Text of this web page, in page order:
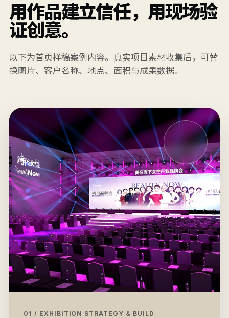
用作品建立信任，用现场验
证创意。
以下为首页样稿案例内容。真实项目素材收集后，可替
换图片、客户名称、地点、面积与成果数据。
01 / EXHIBITION STRATEGY & BUILD